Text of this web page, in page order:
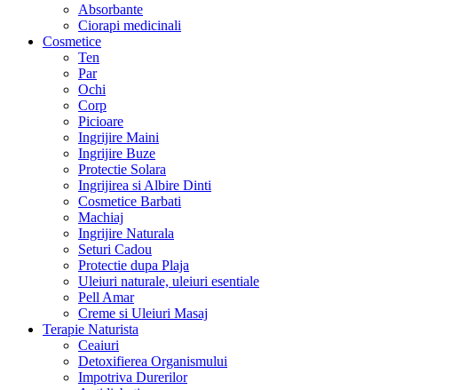
Absorbante
Ciorapi medicinali
Cosmetice
Ten
Par
Ochi
Corp
Picioare
Ingrijire Maini
Ingrijire Buze
Protectie Solara
Ingrijirea si Albire Dinti
Cosmetice Barbati
Machiaj
Ingrijire Naturala
Seturi Cadou
Protectie dupa Plaja
Uleiuri naturale, uleiuri esentiale
Pell Amar
Creme si Uleiuri Masaj
Terapie Naturista
Ceaiuri
Detoxifierea Organismului
Impotriva Durerilor